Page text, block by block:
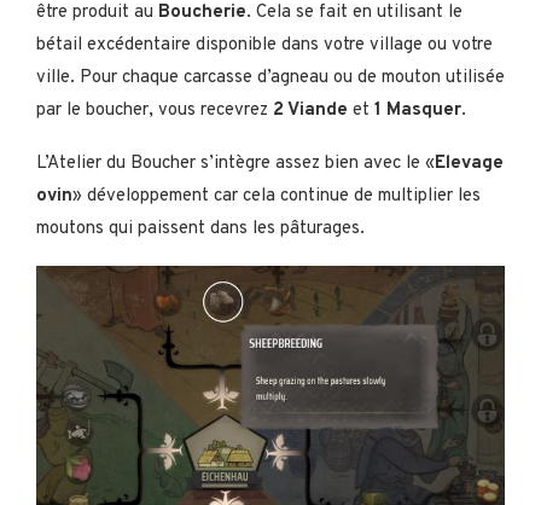
être produit au Boucherie. Cela se fait en utilisant le
bétail excédentaire disponible dans votre village ou votre
ville. Pour chaque carcasse d’agneau ou de mouton utilisée
par le boucher, vous recevrez 2 Viande et 1 Masquer.
L’Atelier du Boucher s’intègre assez bien avec le «Elevage
ovin» développement car cela continue de multiplier les
moutons qui paissent dans les pâturages.